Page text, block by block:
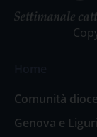
Comunità
Genova e